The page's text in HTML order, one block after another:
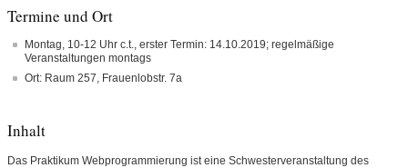
Termine und Ort
Montag, 10-12 Uhr c.t., erster Termin: 14.10.2019; regelmäßige
Veranstaltungen montags
Ort: Raum 257, Frauenlobstr. 7a
Inhalt
Das Praktikum Webprogrammierung ist eine Schwesterveranstaltung des